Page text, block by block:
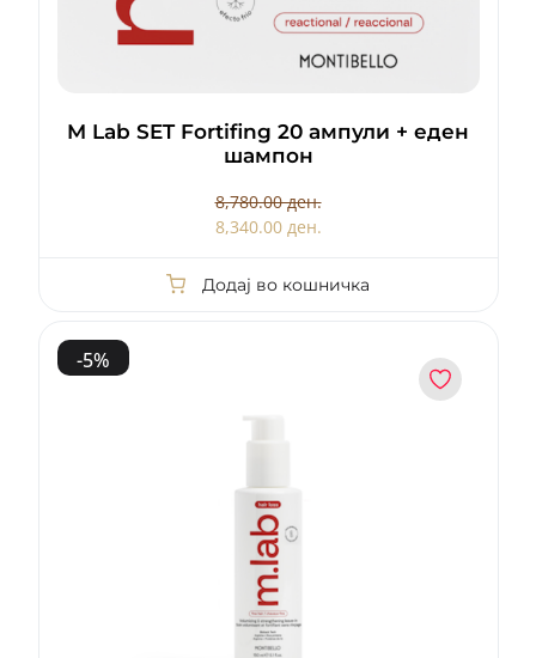
M Lab SET Fortifing 20 ампули + еден
шампон
8,780.00 ден.
8,340.00 ден.
Додај во кошничка
-5%